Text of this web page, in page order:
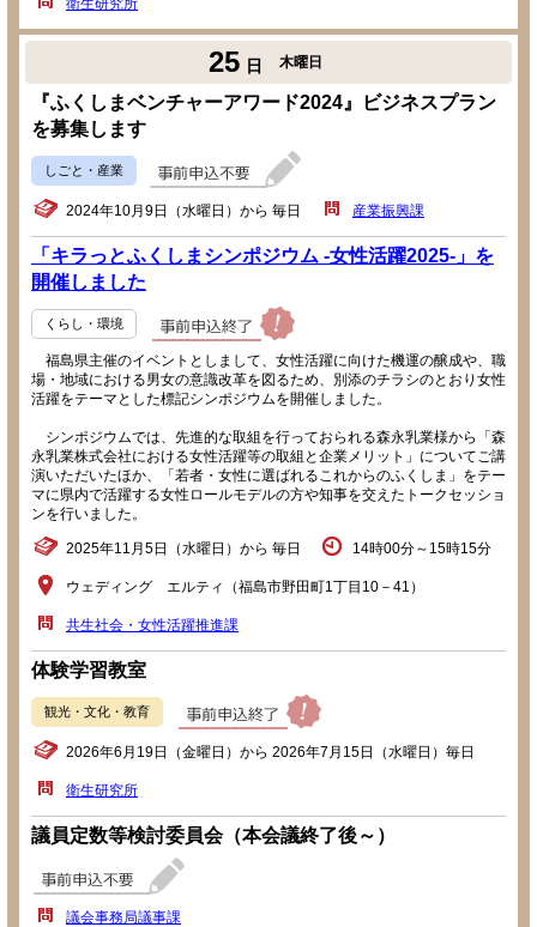
衛生研究所
25 日 木曜日
『ふくしまベンチャーアワード2024』ビジネスプラン
を募集します
しごと・産業
2024年10月9日（水曜日）から 毎日 産業振興課
「キラっとふくしまシンポジウム -女性活躍2025-」を
開催しました
くらし・環境
福島県主催のイベントとしまして、女性活躍に向けた機運の醸成や、職
場・地域における男女の意識改革を図るため、別添のチラシのとおり女性
活躍をテーマとした標記シンポジウムを開催しました。
シンポジウムでは、先進的な取組を行っておられる森永乳業様から「森
永乳業株式会社における女性活躍等の取組と企業メリット」についてご講
演いただいたほか、「若者・女性に選ばれるこれからのふくしま」をテー
マに県内で活躍する女性ロールモデルの方や知事を交えたトークセッショ
ンを行いました。
2025年11月5日（水曜日）から 毎日 14時00分～15時15分
ウェディング エルティ（福島市野田町1丁目10－41）
共生社会・女性活躍推進課
体験学習教室
観光・文化・教育
2026年6月19日（金曜日）から 2026年7月15日（水曜日）毎日
衛生研究所
議員定数等検討委員会（本会議終了後～）
議会事務局議事課